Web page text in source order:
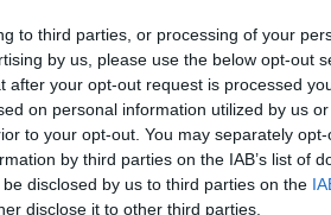
to third parties, or processing of your
by us, please use the below opt-out
after your opt-out request is processed
on personal information utilized by us
to your opt-out. You may separately
by third parties on the IAB’s list of
disclosed by us to third parties on the
disclose it to other third parties.